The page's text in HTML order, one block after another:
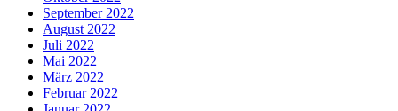
September 2022
August 2022
Juli 2022
Mai 2022
März 2022
Februar 2022